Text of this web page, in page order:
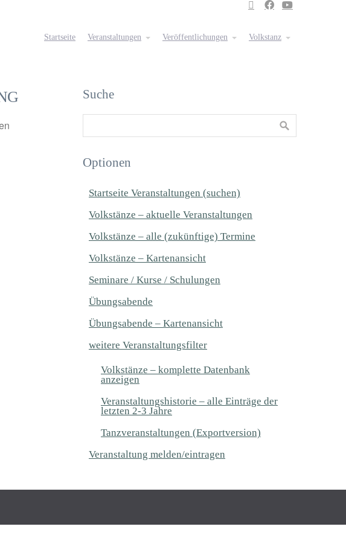
  
Startseite Veranstaltungen Veröffentlichungen Volkstanz
Suche
Optionen
Startseite Veranstaltungen (suchen)
Volkstänze – aktuelle Veranstaltungen
Volkstänze – alle (zukünftige) Termine
Volkstänze – Kartenansicht
Seminare / Kurse / Schulungen
Übungsabende
Übungsabende – Kartenansicht
weitere Veranstaltungsfilter
Volkstänze – komplette Datenbank
anzeigen
Veranstaltungshistorie – alle Einträge der
letzten 2-3 Jahre
Tanzveranstaltungen (Exportversion)
Veranstaltung melden/eintragen